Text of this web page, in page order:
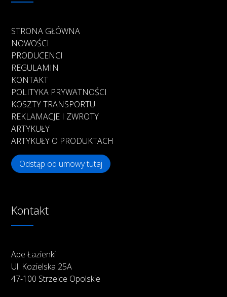
STRONA GŁÓWNA
NOWOŚCI
PRODUCENCI
REGULAMIN
KONTAKT
POLITYKA PRYWATNOŚCI
KOSZTY TRANSPORTU
REKLAMACJE I ZWROTY
ARTYKUŁY
ARTYKUŁY O PRODUKTACH
Odstąp od umowy tutaj
Kontakt
Ape Łazienki
Ul. Kozielska 25A
47-100 Strzelce Opolskie